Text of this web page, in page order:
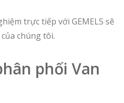
trực tiếp với GEMELS sẽ
chúng tôi.
phối Van